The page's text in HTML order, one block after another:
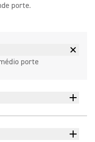
porte.
porte